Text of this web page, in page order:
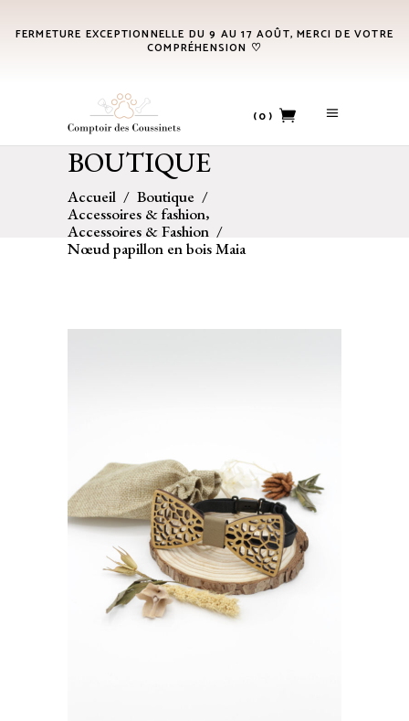
FERMETURE EXCEPTIONNELLE DU 9 AU 17 AOÛT, MERCI DE VOTRE
COMPRÉHENSION ♡
(0)
No products in the cart.
BOUTIQUE
Accueil / Boutique /
Accessoires & fashion,
Accessoires & Fashion /
Nœud papillon en bois Maia